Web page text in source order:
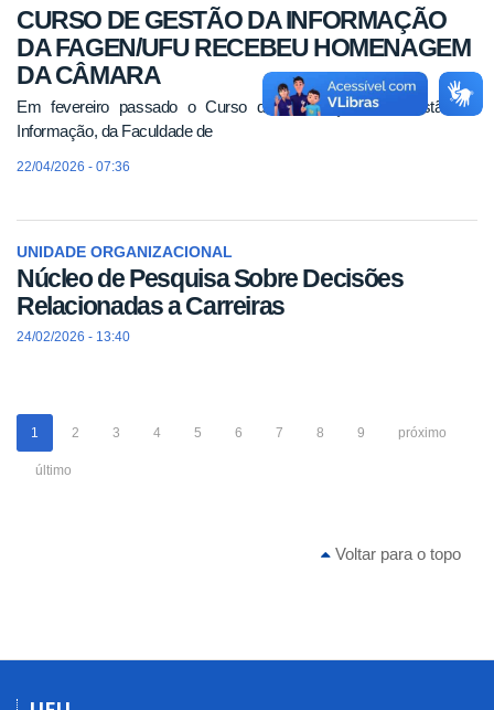
CURSO DE GESTÃO DA INFORMAÇÃO
DA FAGEN/UFU RECEBEU HOMENAGEM
DA CÂMARA
Em fevereiro passado o Curso de Graduação em Gestão da
Informação, da Faculdade de
22/04/2026 - 07:36
UNIDADE ORGANIZACIONAL
Núcleo de Pesquisa Sobre Decisões
Relacionadas a Carreiras
24/02/2026 - 13:40
1 2 3 4 5 6 7 8 9 próximo
último
Voltar para o topo